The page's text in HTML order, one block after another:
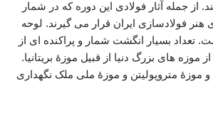
از جمله آثار فولادی این دوره که در شمار
فولادسازی ایران قرار می گیرند. لوحه
تعداد بسیار انگشت شمار و پراکنده ای از
موزه های بزرگ دنیا از قبیل موزۀ بریتانیا.
و موزۀ متروپولیتن و موزۀ ملی ملک نگهداری